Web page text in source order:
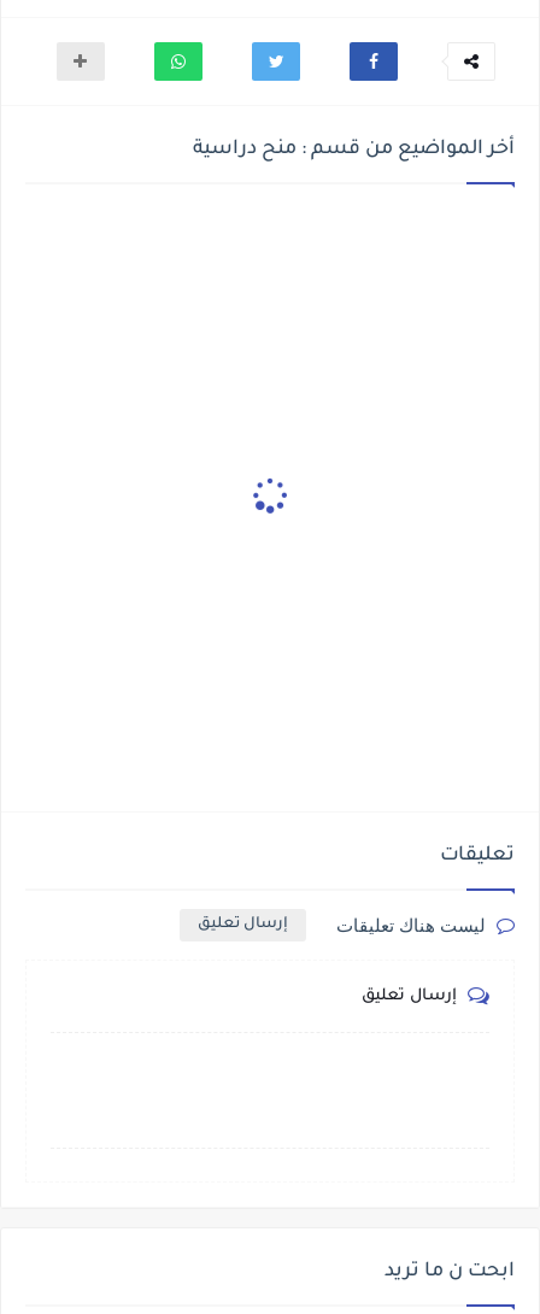
أخر المواضيع من قسم : منح دراسية
تعليقات
ليست هناك تعليقات إرسال تعليق
إرسال تعليق
ابحت ن ما تريد